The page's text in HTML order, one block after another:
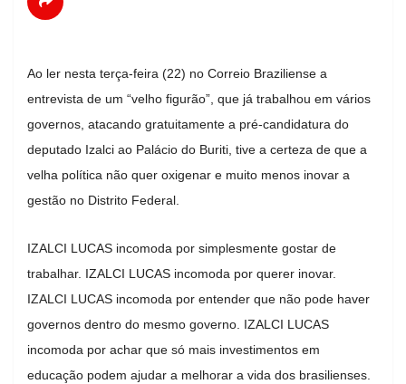
Ao ler nesta terça-feira (22) no Correio Braziliense a
entrevista de um “velho figurão”, que já trabalhou em vários
governos, atacando gratuitamente a pré-candidatura do
deputado Izalci ao Palácio do Buriti, tive a certeza de que a
velha política não quer oxigenar e muito menos inovar a
gestão no Distrito Federal.
IZALCI LUCAS incomoda por simplesmente gostar de
trabalhar. IZALCI LUCAS incomoda por querer inovar.
IZALCI LUCAS incomoda por entender que não pode haver
governos dentro do mesmo governo. IZALCI LUCAS
incomoda por achar que só mais investimentos em
educação podem ajudar a melhorar a vida dos brasilienses.